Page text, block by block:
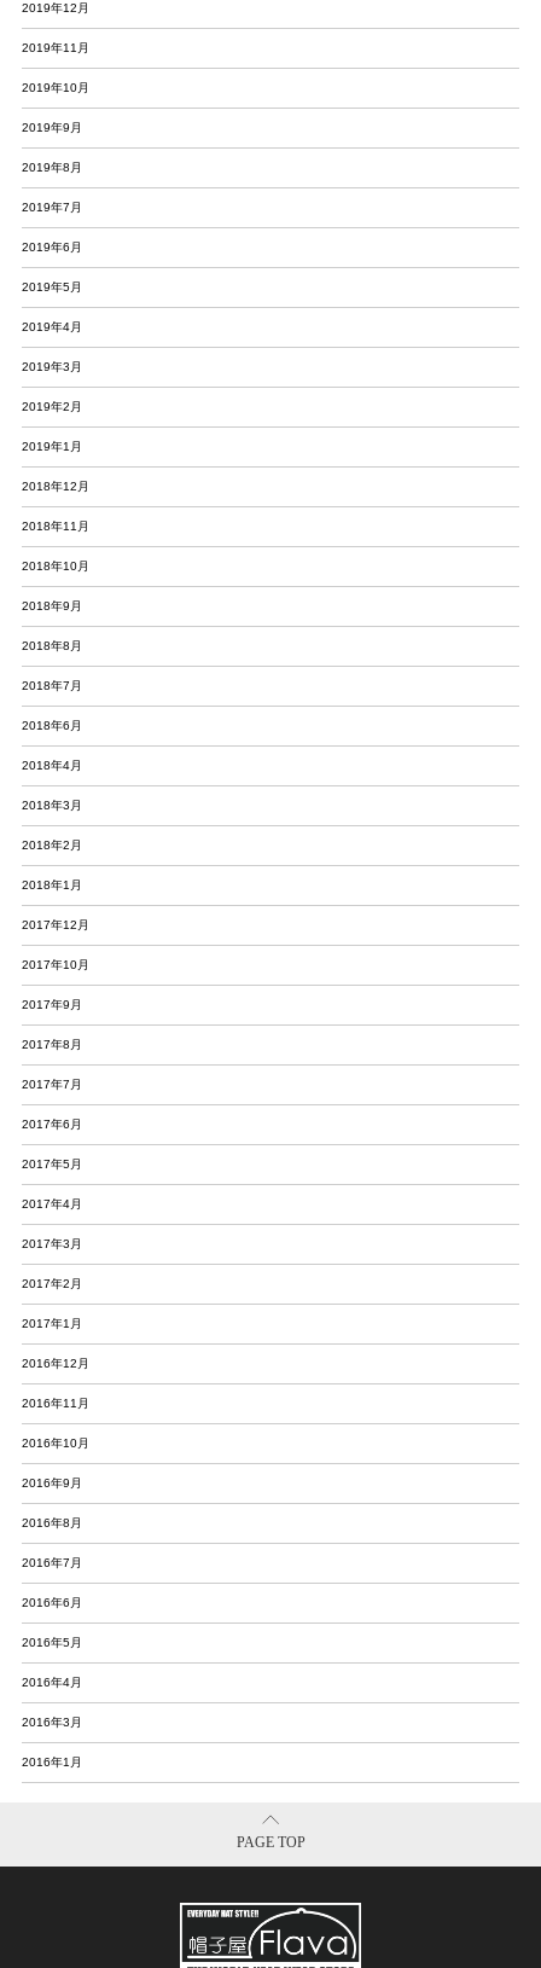
2019年12月
2019年11月
2019年10月
2019年9月
2019年8月
2019年7月
2019年6月
2019年5月
2019年4月
2019年3月
2019年2月
2019年1月
2018年12月
2018年11月
2018年10月
2018年9月
2018年8月
2018年7月
2018年6月
2018年4月
2018年3月
2018年2月
2018年1月
2017年12月
2017年10月
2017年9月
2017年8月
2017年7月
2017年6月
2017年5月
2017年4月
2017年3月
2017年2月
2017年1月
2016年12月
2016年11月
2016年10月
2016年9月
2016年8月
2016年7月
2016年6月
2016年5月
2016年4月
2016年3月
2016年1月
PAGE TOP